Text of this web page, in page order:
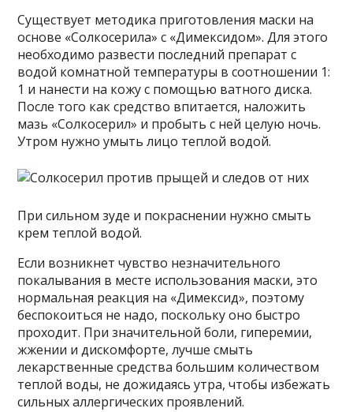
Существует методика приготовления маски на
основе «Солкосерила» с «Димексидом». Для этого
необходимо развести последний препарат с
водой комнатной температуры в соотношении 1:
1 и нанести на кожу с помощью ватного диска.
После того как средство впитается, наложить
мазь «Солкосерил» и пробыть с ней целую ночь.
Утром нужно умыть лицо теплой водой.
При сильном зуде и покраснении нужно смыть
крем теплой водой.
Если возникнет чувство незначительного
покалывания в месте использования маски, это
нормальная реакция на «Димексид», поэтому
беспокоиться не надо, поскольку оно быстро
проходит. При значительной боли, гиперемии,
жжении и дискомфорте, лучше смыть
лекарственные средства большим количеством
теплой воды, не дожидаясь утра, чтобы избежать
сильных аллергических проявлений.